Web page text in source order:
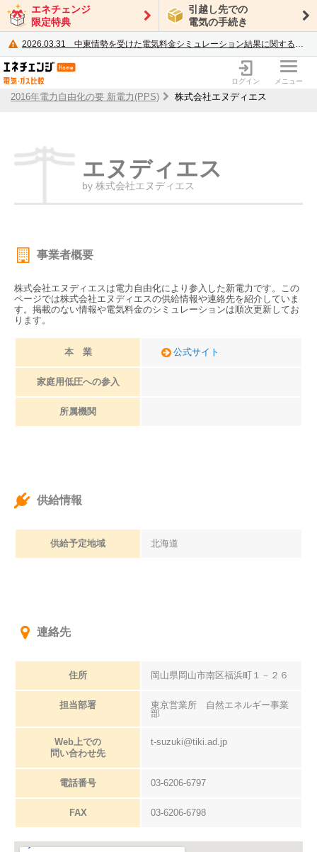
エネチェンジ
限定特典
引越し先での
電気の手続き
2026.03.31 中東情勢を受けた電気料金シミュレーション結果に関するご案内
電力・ガス比較サイト エネチェンジ
ログイン メニュー
2016年電力自由化の要 新電力(PPS) 株式会社エヌディエス
エヌディエス
by 株式会社エヌディエス
事業者概要
株式会社エヌディエスは電力自由化により参入した新電力です。この
ページでは株式会社エヌディエスの供給情報や連絡先を紹介していま
す。掲載のない情報や電気料金のシミュレーションは順次更新してお
ります。
本 業 公式サイト
家庭用低圧への参入
所属機関
供給情報
供給予定地域 北海道
連絡先
住所 岡山県岡山市南区福浜町１－２６
担当部署
東京営業所 自然エネルギー事業
部
Web上での
問い合わせ先
t-suzuki@tiki.ad.jp
電話番号 03-6206-6797
FAX 03-6206-6798